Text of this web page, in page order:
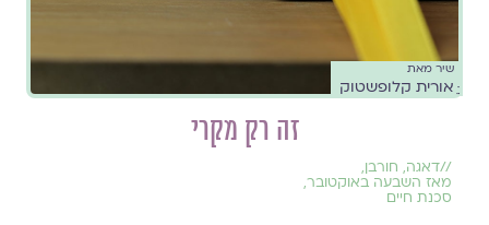
שיר מאת
ֵֵּּאורית קלופשטוק
זה רק מקרי
//דאגה, חורבן,
מאז השבעה באוקטובר,
סכנת חיים